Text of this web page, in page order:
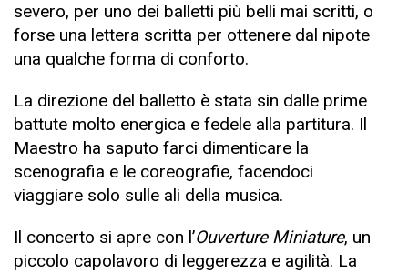
severo, per uno dei balletti più belli mai scritti, o
forse una lettera scritta per ottenere dal nipote
una qualche forma di conforto.
La direzione del balletto è stata sin dalle prime
battute molto energica e fedele alla partitura. Il
Maestro ha saputo farci dimenticare la
scenografia e le coreografie, facendoci
viaggiare solo sulle ali della musica.
Il concerto si apre con l’Ouverture Miniature, un
piccolo capolavoro di leggerezza e agilità. La